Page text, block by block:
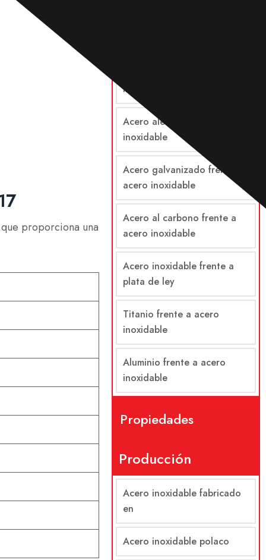
proporciona una
inoxidable
Acero aleado frente a acero
inoxidable
Acero galvanizado frente a
acero inoxidable
Acero al carbono frente a
acero inoxidable
Acero inoxidable frente a
plata de ley
Titanio frente a acero
inoxidable
Aluminio frente a acero
inoxidable
Propiedades
Producción
Acero inoxidable fabricado
en
Acero inoxidable polaco